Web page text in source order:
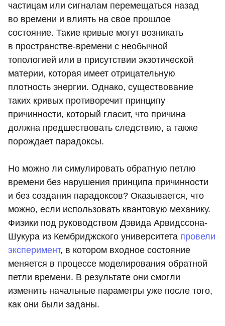
частицам или сигналам перемещаться назад
во времени и влиять на свое прошлое
состояние. Такие кривые могут возникать
в пространстве-времени с необычной
топологией или в присутствии экзотической
материи, которая имеет отрицательную
плотность энергии. Однако, существование
таких кривых противоречит принципу
причинности, который гласит, что причина
должна предшествовать следствию, а также
порождает парадоксы.
Но можно ли симулировать обратную петлю
времени без нарушения принципа причинности
и без создания парадоксов? Оказывается, что
можно, если использовать квантовую механику.
Физики под руководством Дэвида Арвидссона-
Шукура из Кембриджского университета провели
эксперимент, в котором входное состояние
меняется в процессе моделирования обратной
петли времени. В результате они смогли
изменить начальные параметры уже после того,
как они были заданы.